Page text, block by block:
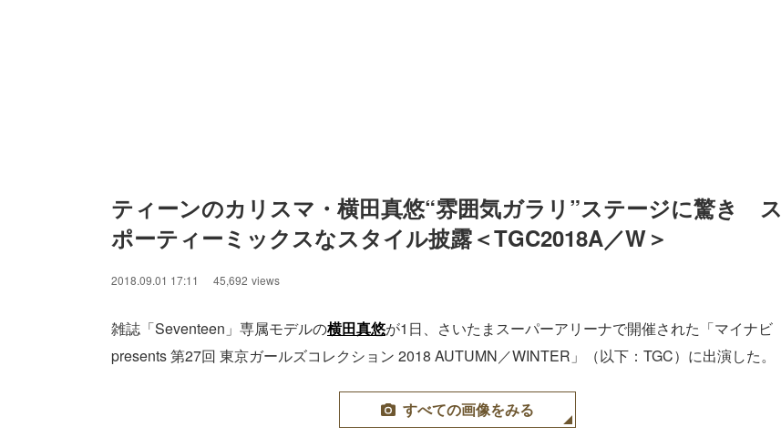
ティーンのカリスマ・横田真悠“雰囲気ガラリ”ステージに驚き　ス
ポーティーミックスなスタイル披露＜TGC2018A／W＞
2018.09.01 17:11 45,692 views
雑誌「Seventeen」専属モデルの横田真悠が1日、さいたまスーパーアリーナで開催された「マイナビ
presents 第27回 東京ガールズコレクション 2018 AUTUMN／WINTER」（以下：TGC）に出演した。
すべての画像をみる